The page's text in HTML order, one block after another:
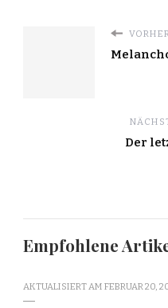
Der
Empfohlene
AKTUALISIERT AM FEBRUAR 20,